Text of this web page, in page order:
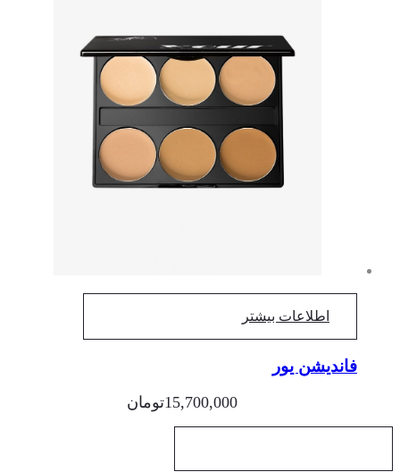
اطلاعات بیشتر
فاندیشن یور
15,700,000تومان